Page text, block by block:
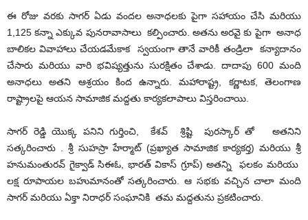
ఈ రోజు వరకు సాగర్ ఏడు వందల అనాధలకు పైగా సహాయం చేసి మరియు
1,125 కన్నా ఎక్కువ పునరావాసాలు కల్పించారు. అతను అరవై కు పైగా అనాధ
బాలికల వివాహాలు చేయడమేకాక స్వయంగా తానే వారికీ తండ్రిలా కన్యాదానం
చేసారు మరియు వారి భవిష్యత్తును సురక్షితం చేశాడు. దాదాపు 600 మంది
అనాధలు అతని ఆశ్రయం కింద ఉన్నారు. మహారాష్ట్ర, కర్ణాటక, తెలంగాణ
రాష్ట్రాలపై ఆయన సామాజిక మద్దతు కార్యకలాపాలు విస్తరించాయి.
సాగర్ రెడ్డి యొక్క పనిని గుర్తించి, కేశవ్ శ్రిష్టి పురస్కార్ తో అతనిని
సత్కరించారు . శ్రీ సుహస్రా హేర్మాట్ (ప్రఖ్యాత సామాజిక కార్యకర్త) మరియు శ్రీ
హనుమంతురవ్ గైక్వాడ్ సిఈఓ, భారత్ వికాస్ గ్రూప్) అతన్ని ఫలకం మరియు
లక్ష రూపాయల బహుమానంతో సత్కరించారు. ఆ సభకు వచ్చిన చాలా మంది
సాగర్ మరియు ఏక్తా నిరాధర్ సంఘానికి తమ మద్దతును ప్రకటించారు.